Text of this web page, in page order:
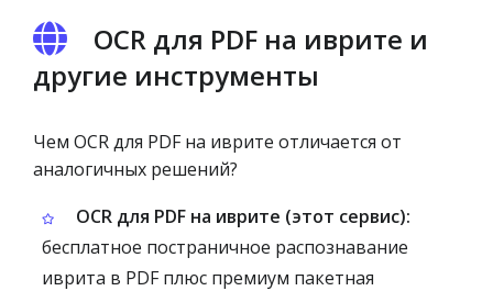
OCR для PDF на иврите и
другие инструменты
Чем OCR для PDF на иврите отличается от
аналогичных решений?
OCR для PDF на иврите (этот сервис):
бесплатное постраничное распознавание
иврита в PDF плюс премиум пакетная